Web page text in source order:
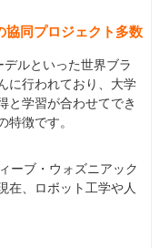
協同プロジェクト多数
ルといった世界ブラ
に行われており、大学
と学習が合わせてでき
特徴です。
ーブ・ウォズニアック
在、ロボット工学や人